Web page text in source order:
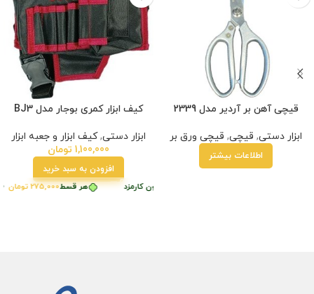
قیچی آهن بر آردیر مدل 2339
ابزار دستی, قیچی, قیچی ورق بر
اطلاعات بیشتر
هر قسط275,000تومان • خرید قسطی با ترب‌پی بدون کارمزد
کیف ابزار کمری بوجار مدل BJ3
ابزار دستی,کیف ابزار و جعبه ابزار
1,100,000 تومان
افزودن به سبد خرید